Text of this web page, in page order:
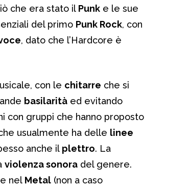
che era stato il Punk e le sue
del primo Punk Rock, con
, dato che l’Hardcore è
con le chitarre che si
basilarità ed evitando
con gruppi che hanno proposto
usualmente ha delle linee
anche il plettro. La
violenza sonora del genere.
nel Metal (non a caso